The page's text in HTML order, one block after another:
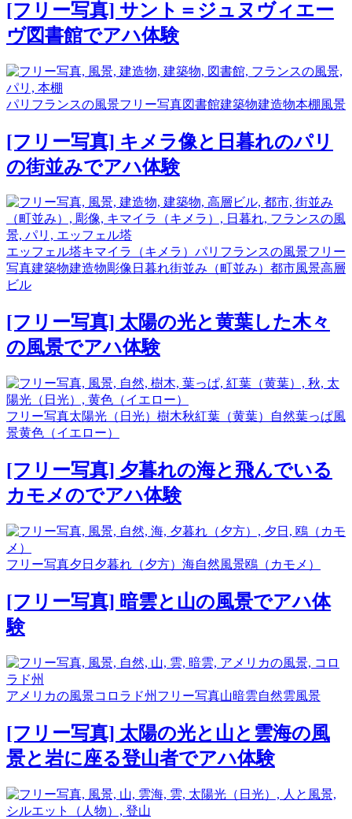
[フリー写真] サント＝ジュヌヴィエー
ヴ図書館でアハ体験
パリ フランスの風景フリー写真図書館建築物建造物本棚 風景
[フリー写真] キメラ像と日暮れのパリ
の街並みでアハ体験
エッフェル塔キマイラ（キメラ） パリ フランスの風景フリー
写真建築物建造物彫像日暮れ街並み（町並み） 都市風景高層
ビル
[フリー写真] 太陽の光と黄葉した木々
の風景でアハ体験
フリー写真太陽光（日光） 樹木秋紅葉（黄葉） 自然葉っぱ風
景黄色（イエロー）
[フリー写真] 夕暮れの海と飛んでいる
カモメのでアハ体験
フリー写真夕日 夕暮れ（夕方） 海自然風景鴎（カモメ）
[フリー写真] 暗雲と山の風景でアハ体
験
アメリカの風景コロラド州 フリー写真山暗雲自然雲風景
[フリー写真] 太陽の光と山と雲海の風
景と岩に座る登山者でアハ体験